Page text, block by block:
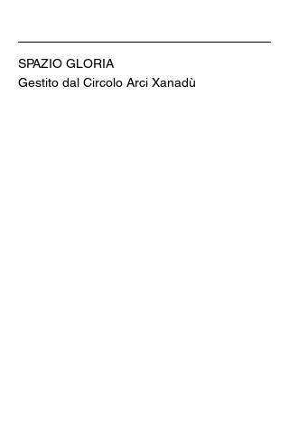
SPAZIO GLORIA
Gestito dal Circolo Arci Xanadù